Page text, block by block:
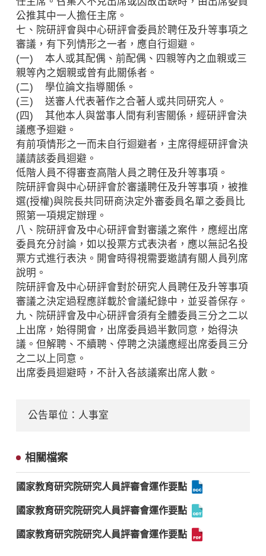
公推其中一人擔任主席。
七、院研評會與中心研評會委員於聘任及升等事項之
審議，有下列情形之一者，應自行迴避。
(一) 本人或其配偶、前配偶、四親等內之血親或三
親等內之姻親或曾有此關係者。
(二) 學位論文指導關係。
(三) 送審人代表著作之合著人或共同研究人。
(四) 其他本人與當事人間有利害關係，經研評會決
議應予迴避。
有前項情形之一而未自行迴避者，主席得經研評會決
議請該委員迴避。
低階人員不得審查高階人員之聘任及升等事項。
院研評會與中心研評會於審議聘任及升等事項，被推
選(授權)與院長共同研商決定外審委員名單之委員比
照第一項規定辦理。
八、院研評會及中心研評會對審議之案件，應經出席
委員充分討論，如以投票方式表決者，應以無記名投
票方式進行表決。開會時得視需要邀請有關人員列席
說明。
院研評會及中心研評會對於研究人員聘任及升等事項
審議之決定過程應詳載於會議紀錄中，並妥善保存。
九、院研評會及中心研評會須有全體委員三分之二以
上出席，始得開會，出席委員過半數同意，始得決
議。但解聘、不續聘、停聘之決議應經出席委員三分
之二以上同意。
出席委員迴避時，不計入各該議案出席人數。
公告單位：人事室
相關檔案
國家教育研究院研究人員評審會運作要點
國家教育研究院研究人員評審會運作要點
國家教育研究院研究人員評審會運作要點